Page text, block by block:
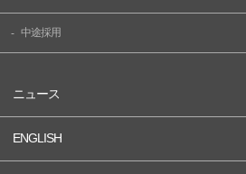
中途採用
ニュース
ENGLISH